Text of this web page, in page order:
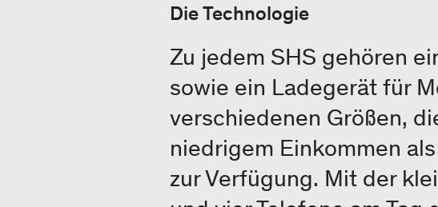
Die Technologie
Zu jedem SHS gehören
sowie ein Ladegerät für
verschiedenen Größen,
niedrigem Einkommen
zur Verfügung. Mit der